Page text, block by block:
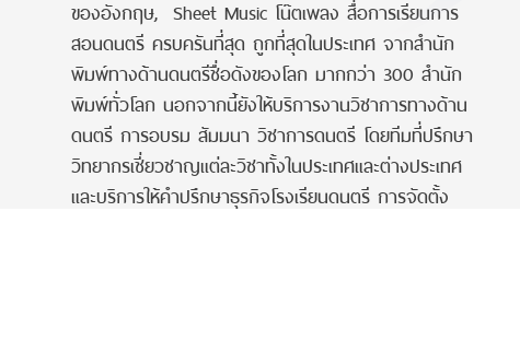
ของอังกฤษ, Sheet Music โน๊ตเพลง สื่อการเรียนการ
สอนดนตรี ครบครันที่สุด ถูกที่สุดในประเทศ จากสำนัก
พิมพ์ทางด้านดนตรีชื่อดังของโลก มากกว่า 300 สำนัก
พิมพ์ทั่วโลก นอกจากนี้ยังให้บริการงานวิชาการทางด้าน
ดนตรี การอบรม สัมมนา วิชาการดนตรี โดยทีมที่ปรึกษา
วิทยากรเชี่ยวชาญแต่ละวิชาทั้งในประเทศและต่างประเทศ
และบริการให้คำปรึกษาธุรกิจโรงเรียนดนตรี การจัดตั้ง